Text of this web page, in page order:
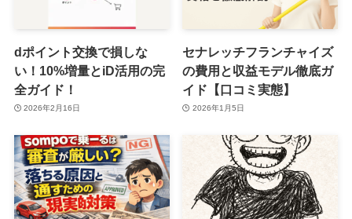
dポイント交換で損しな
い！10%増量とiD活用の完
全ガイド！
2026年2月16日
セナレッチフランチャイズ
の費用と収益モデル徹底ガ
イド【口コミ実態】
2026年1月5日